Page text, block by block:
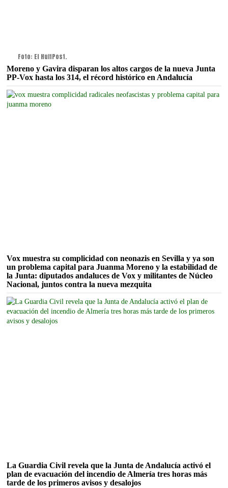
Foto: El HuffPost.
Moreno y Gavira disparan los altos cargos de la nueva Junta
PP-Vox hasta los 314, el récord histórico en Andalucía
Vox muestra su complicidad con neonazis en Sevilla y ya son
un problema capital para Juanma Moreno y la estabilidad de
la Junta: diputados andaluces de Vox y militantes de Núcleo
Nacional, juntos contra la nueva mezquita
La Guardia Civil revela que la Junta de Andalucía activó el
plan de evacuación del incendio de Almería tres horas más
tarde de los primeros avisos y desalojos